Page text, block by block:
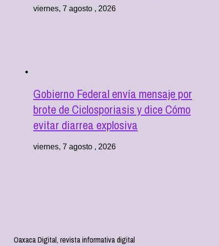
viernes, 7 agosto , 2026
Gobierno Federal envía mensaje por
brote de Ciclosporiasis y dice Cómo
evitar diarrea explosiva
viernes, 7 agosto , 2026
Oaxaca Digital, revista informativa digital